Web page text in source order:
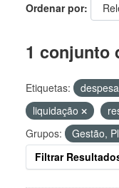
Ordenar por
1 conjunto
Etiquetas:
liquidação
Grupos:
Gestão,
Filtrar